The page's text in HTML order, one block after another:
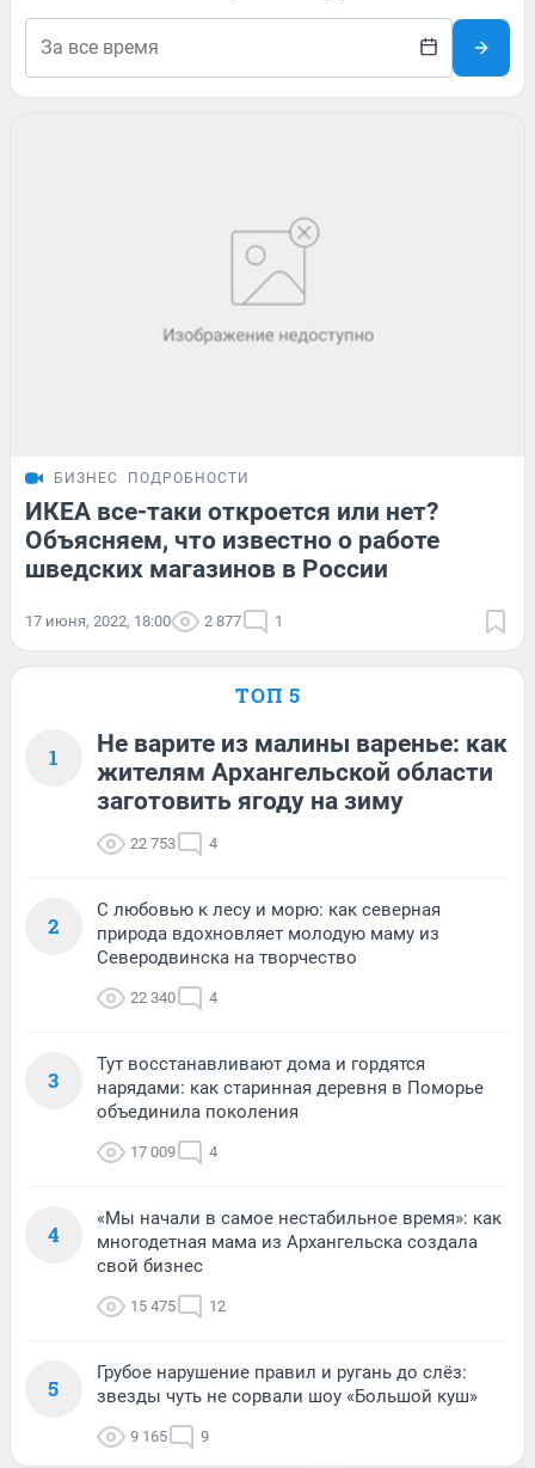
БИЗНЕС ПОДРОБНОСТИ
ИКЕА все-таки откроется или нет?
Объясняем, что известно о работе
шведских магазинов в России
17 июня, 2022, 18:00 2 877 1
ТОП 5
1
Не варите из малины варенье: как
жителям Архангельской области
заготовить ягоду на зиму
22 753 4
2
С любовью к лесу и морю: как северная
природа вдохновляет молодую маму из
Северодвинска на творчество
22 340 4
3
Тут восстанавливают дома и гордятся
нарядами: как старинная деревня в Поморье
объединила поколения
17 009 4
4
«Мы начали в самое нестабильное время»: как
многодетная мама из Архангельска создала
свой бизнес
15 475 12
5
Грубое нарушение правил и ругань до слёз:
звезды чуть не сорвали шоу «Большой куш»
9 165 9